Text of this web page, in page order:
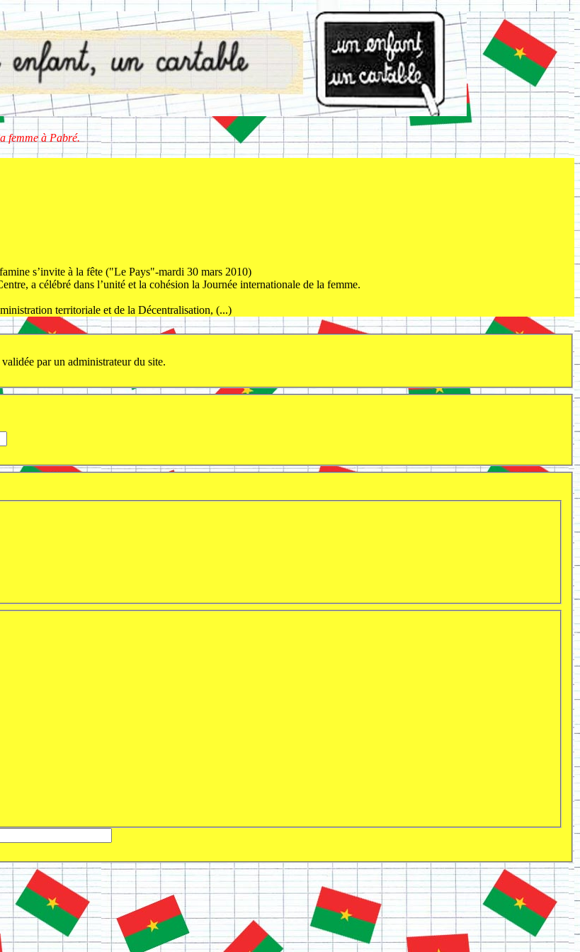
femme à Pabré.
s’invite à la fête ("Le Pays"-mardi 30 mars 2010)
a célébré dans l’unité et la cohésion la Journée internationale de la femme.
territoriale et de la Décentralisation, (...)
par un administrateur du site.